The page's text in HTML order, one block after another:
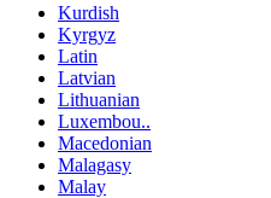
Kurdish
Kyrgyz
Latin
Latvian
Lithuanian
Luxembou..
Macedonian
Malagasy
Malay